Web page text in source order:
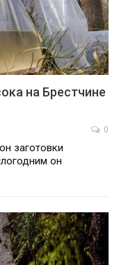
на Брестчине
0
заготовки
он